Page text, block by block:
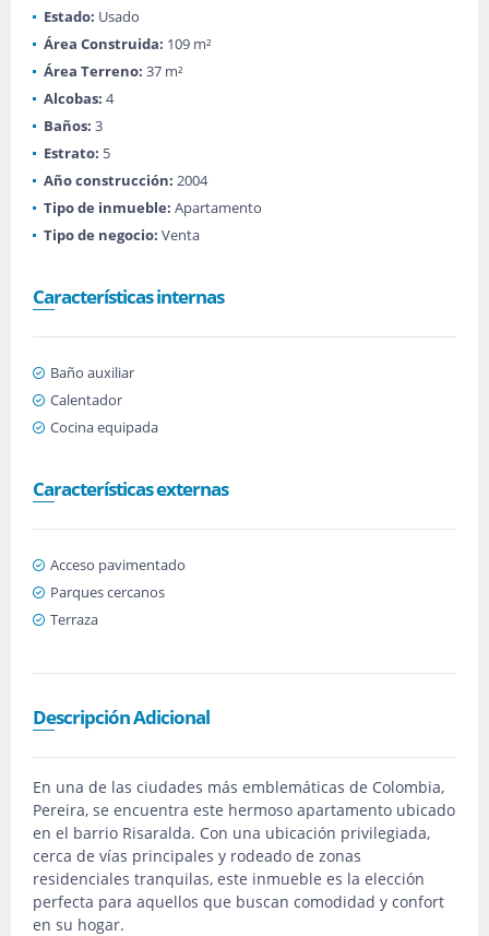
Estado: Usado
Área Construida: 109 m²
Área Terreno: 37 m²
Alcobas: 4
Baños: 3
Estrato: 5
Año construcción: 2004
Tipo de inmueble: Apartamento
Tipo de negocio: Venta
Características internas
Baño auxiliar
Calentador
Cocina equipada
Características externas
Acceso pavimentado
Parques cercanos
Terraza
Descripción Adicional
En una de las ciudades más emblemáticas de Colombia,
Pereira, se encuentra este hermoso apartamento ubicado
en el barrio Risaralda. Con una ubicación privilegiada,
cerca de vías principales y rodeado de zonas
residenciales tranquilas, este inmueble es la elección
perfecta para aquellos que buscan comodidad y confort
en su hogar.